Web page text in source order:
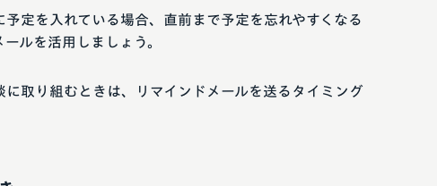
定を入れている場合、直前まで予定を忘れやすくなる
ルを活用しましょう。
取り組むときは、リマインドメールを送るタイミング